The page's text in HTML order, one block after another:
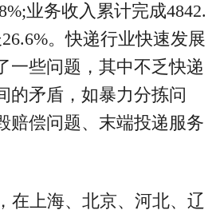
业务收入累计完成4842.
。快递行业快速发展
一些问题，其中不乏快递
的矛盾，如暴力分拣问
赔偿问题、末端投递服务
在上海、北京、河北、辽